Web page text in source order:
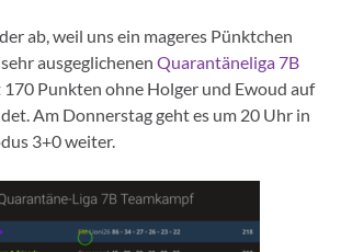
ab, weil uns ein mageres Pünktchen
ausgeglichenen Quarantäneliga 7B
Punkten ohne Holger und Ewoud auf
Am Donnerstag geht es um 20 Uhr in
3+0 weiter.